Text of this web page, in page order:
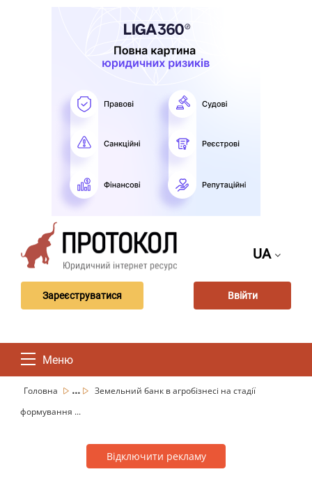
UA
Зареєструватися Ввійти
Меню
Головна ...
Земельний банк в агробізнесі на стадії
формування ...
Відключити рекламу